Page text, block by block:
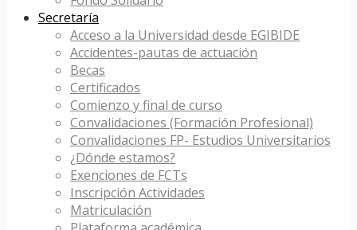
Secretaría
Acceso a la Universidad desde EGIBIDE
Accidentes-pautas de actuación
Becas
Certificados
Comienzo y final de curso
Convalidaciones (Formación Profesional)
Convalidaciones FP- Estudios Universitarios
¿Dónde estamos?
Exenciones de FCTs
Inscripción Actividades
Matriculación